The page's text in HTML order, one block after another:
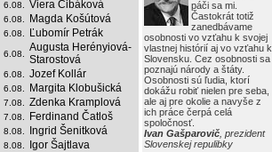
páči sa mi.
Častokrát totiž
zanedbávame
osobnosti vo vzťahu k svojej
vlastnej histórií aj vo vzťahu k
Slovensku. Cez osobnosti sa
poznajú národy a štáty.
Osobnosti sú ľudia, ktorí
dokážu robiť nielen pre seba,
ale aj pre okolie a navyše z
ich práce čerpá celá
spoločnosť.
Ivan Gašparovič , prezident
Slovenskej repulibky
6.08. Viera Cibáková
6.08. Magda Košútová
6.08. Ľubomír Petrák
6.08.
Augusta Herényiová-
Starostová
6.08. Jozef Kollár
6.08. Margita Klobušická
7.08. Zdenka Kramplová
7.08. Ferdinand Čatloš
8.08. Ingrid Šenitková
8.08. Igor Šajtlava